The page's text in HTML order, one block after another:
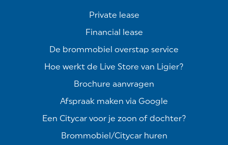
Private lease
Financial lease
De brommobiel overstap service
Hoe werkt de Live Store van Ligier?
Brochure aanvragen
Afspraak maken via Google
Een Citycar voor je zoon of dochter?
Brommobiel/Citycar huren